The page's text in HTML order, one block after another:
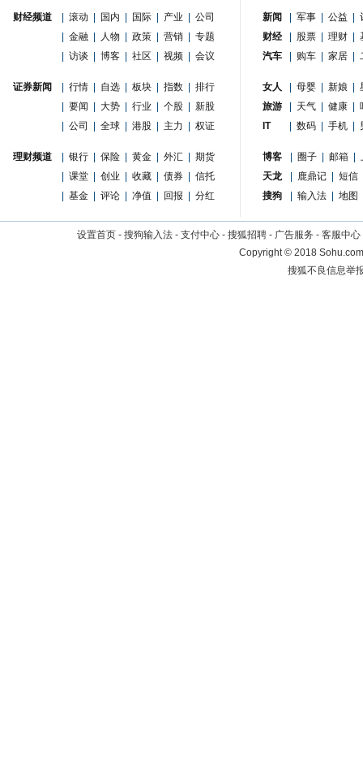
财经频道 滚动 国内 国际 产业
公司
金融 人物 政策 营销
专题
访谈 博客 社区 视频 会议
证券新闻 行情 自选 板块 指数
排行
要闻 大势 行业 个股
新股
公司 全球 港股 主力 权证
理财频道 银行 保险 黄金 外汇
期货
课堂 创业 收藏 债券
信托
基金 评论 净值 回报 分红
新闻 军事 公益
财经
股票 理财
汽车
购车 家居
女人 母婴 新娘
旅游
天气 健康
IT
数码 手机
博客 圈子 邮箱
天龙
鹿鼎记
短信
搜狗
输入法 地图
设置首页 - 搜狗输入法 - 支付中心 - 搜狐招聘 - 广告服务 - 客服中心
Copyright©2018
搜狐不良信息举